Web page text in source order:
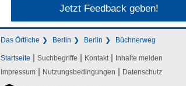
Jetzt Feedback geben!
Das Örtliche Berlin Berlin Büchnerweg
Startseite | Suchbegriffe | Kontakt | Inhalte melden
Impressum | Nutzungsbedingungen | Datenschutz